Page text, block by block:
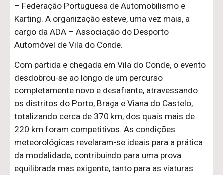
– Federação Portuguesa de Automobilismo e
Karting. A organização esteve, uma vez mais, a
cargo da ADA – Associação do Desporto
Automóvel de Vila do Conde.
Com partida e chegada em Vila do Conde, o evento
desdobrou-se ao longo de um percurso
completamente novo e desafiante, atravessando
os distritos do Porto, Braga e Viana do Castelo,
totalizando cerca de 370 km, dos quais mais de
220 km foram competitivos. As condições
meteorológicas revelaram-se ideais para a prática
da modalidade, contribuindo para uma prova
equilibrada mas exigente, tanto para as viaturas